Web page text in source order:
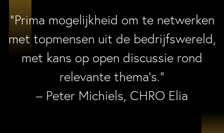
“Prima mogelijkheid om te netwerken
met topmensen uit de bedrijfswereld,
met kans op open discussie rond
relevante thema’s.”
– Peter Michiels, CHRO Elia